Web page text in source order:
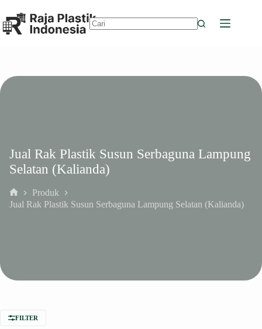
to
content
Jual Rak Plastik Susun Serbaguna Lampung
Selatan (Kalianda)
Home
Produk
Jual Rak Plastik Susun Serbaguna Lampung Selatan (Kalianda)
FILTER